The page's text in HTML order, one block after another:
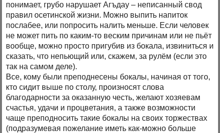
понимает, грубо нарушает Агъдау – неписанный свод
правил осетинской жизни. Можно выпить напиток
послабее, или попросить налить меньше. Если человек
не может пить по каким-то веским причинам или не пьёт
вообще, можно просто пригубив из бокала, извиниться и
сказать, что непьющий или, скажем, за рулём (если это
так на самом деле).
Все, кому были преподнесены бокалы, начиная от того,
кто сидит выше по столу, произносят слова
благодарности за оказанную честь, желают хозяевам
счастья, удачи и процветания, а также возможности
чаще преподносить такие бокалы на своих торжествах
(подразумевая пожелание иметь как-можно больше